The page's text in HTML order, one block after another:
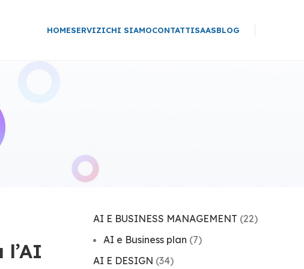
HOMESERVIZICHI SIAMOCONTATTISAASBLOG
AI E BUSINESS MANAGEMENT (22)
AI e Business plan (7)
AI E DESIGN (34)